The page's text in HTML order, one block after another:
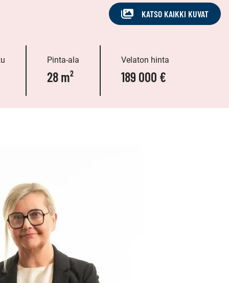
KATSO KAIKKI KUVAT
Pinta-ala
28 m²
Velaton hinta
189 000 €